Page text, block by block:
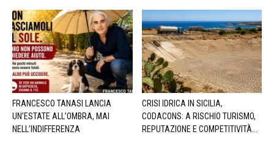
FRANCESCO TANASI LANCIA
UN’ESTATE ALL’OMBRA, MAI
NELL’INDIFFERENZA
CRISI IDRICA IN SICILIA,
CODACONS: A RISCHIO TURISMO,
REPUTAZIONE E COMPETITIVITÀ...